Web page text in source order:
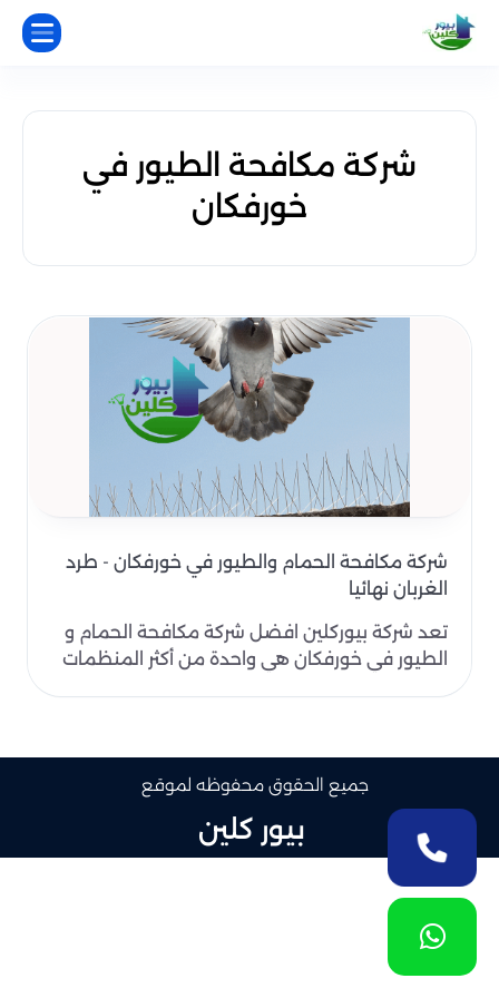
شركة مكافحة الطيور في
خورفكان
شركة مكافحة الحمام والطيور في خورفكان - طرد
الغربان نهائيا
تعد شركة بيوركلين افضل شركة مكافحة الحمام و
الطيور في خورفكان هي واحدة من أكثر المنظمات
جميع الحقوق محفوظه لموقع
بيور كلين